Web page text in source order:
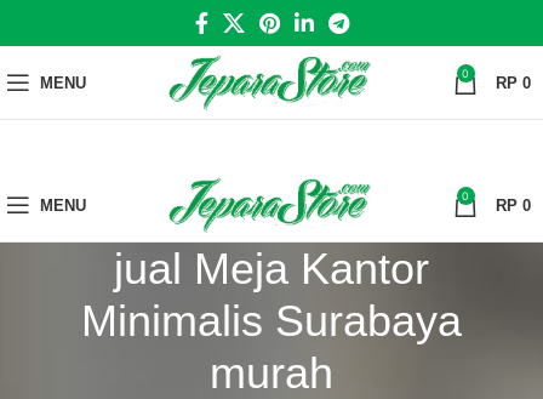
MENU 0 RP 0
MENU 0 RP 0
jual Meja Kantor
Minimalis Surabaya
murah